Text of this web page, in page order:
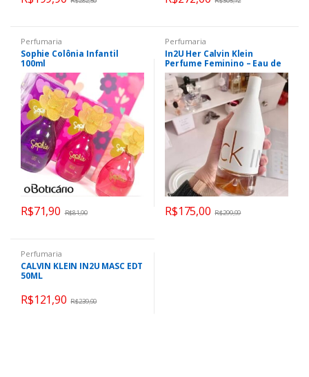
Perfumaria
Sophie Colônia Infantil
100ml
R$71,90 R$81,90
Perfumaria
In2U Her Calvin Klein
Perfume Feminino – Eau de
Toilette 100m
R$175,00 R$299,99
Perfumaria
CALVIN KLEIN IN2U MASC EDT
50ML
R$121,90 R$239,90